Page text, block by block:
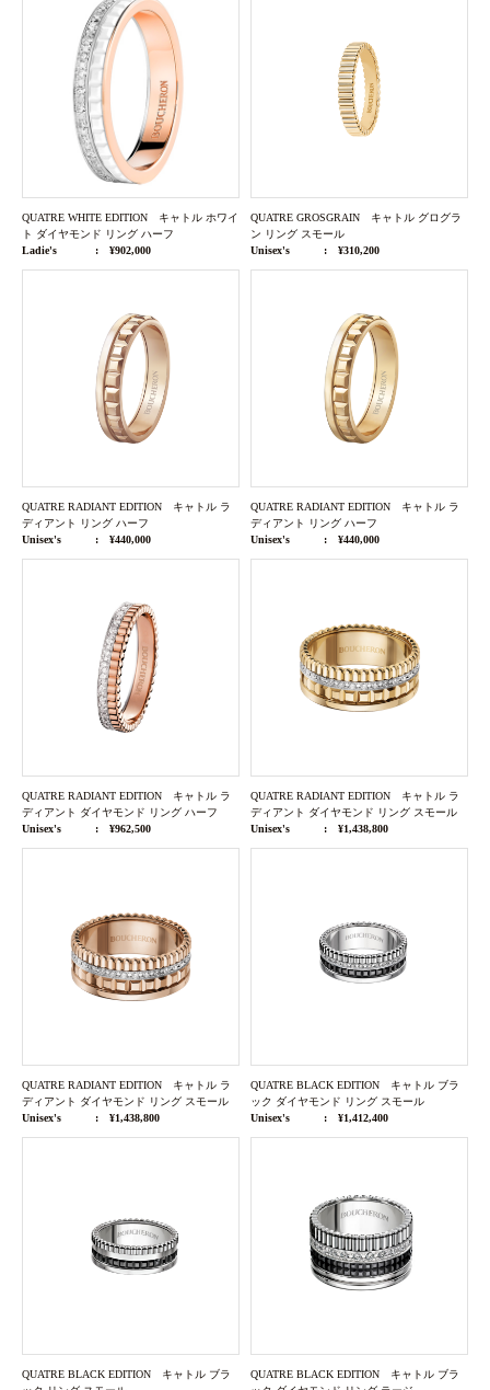
QUATRE WHITE EDITION キャトル ホワイ
ト ダイヤモンド リング ハーフ
Ladie's
¥902,000
QUATRE GROSGRAIN キャトル グログラ
ン リング スモール
Unisex's
¥310,200
QUATRE RADIANT EDITION キャトル ラ
ディアント リング ハーフ
Unisex's
¥440,000
QUATRE RADIANT EDITION キャトル ラ
ディアント リング ハーフ
Unisex's
¥440,000
QUATRE RADIANT EDITION キャトル ラ
ディアント ダイヤモンド リング ハーフ
Unisex's
¥962,500
QUATRE RADIANT EDITION キャトル ラ
ディアント ダイヤモンド リング スモール
Unisex's
¥1,438,800
QUATRE RADIANT EDITION キャトル ラ
ディアント ダイヤモンド リング スモール
Unisex's
¥1,438,800
QUATRE BLACK EDITION キャトル ブラ
ック ダイヤモンド リング スモール
Unisex's
¥1,412,400
QUATRE BLACK EDITION キャトル ブラ
QUATRE BLACK EDITION キャトル ブラ